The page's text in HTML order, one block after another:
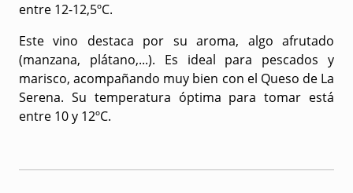
entre 12-12,5ºC.
Este vino destaca por su aroma, algo afrutado
(manzana, plátano,...). Es ideal para pescados y
marisco, acompañando muy bien con el Queso de La
Serena. Su temperatura óptima para tomar está
entre 10 y 12ºC.